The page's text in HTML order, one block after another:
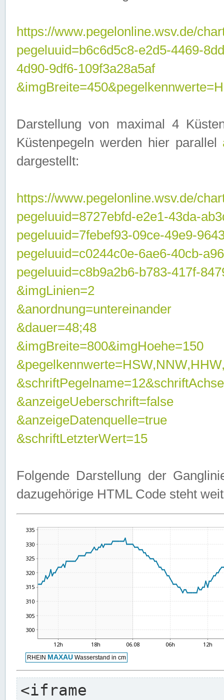
https://www.pegelonline.wsv.de/
pegeluuid=b6c6d5c8-e2d5-4469-
4d90-9df6-109f3a28a5af
Darstellung von maximal 4
Küstenpegeln werden hier parallel
dargestellt:
https://www.pegelonline.wsv.de/
pegeluuid=8727ebfd-e2e1-43da-
pegeluuid=7febef93-09ce-49e9-
pegeluuid=c0244c0e-6ae6-40cb-
pegeluuid=c8b9a2b6-b783-417f-
&imgLinien=2
&anordnung=untereinander
&dauer=48;48
&imgBreite=800&imgHoehe=150
&anzeigeUeberschrift=false
&anzeigeDatenquelle=true
&schriftLetzterWert=15
Folgende Darstellung der
dazugehörige HTML Code steht
<iframe